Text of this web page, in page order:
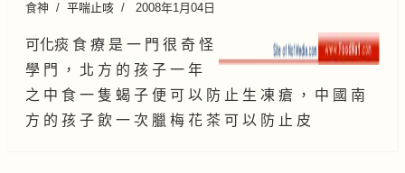
食神 平喘止咳 2008年1月04日
可化痰 食 療 是 一 門 很 奇 怪
學 門 ， 北 方 的 孩 子 一 年
之 中 食 一 隻 蝎 子 便 可 以 防 止 生 凍 瘡 ， 中 國 南
方 的 孩 子 飲 一 次 臘 梅 花 茶 可 以 防 止 皮